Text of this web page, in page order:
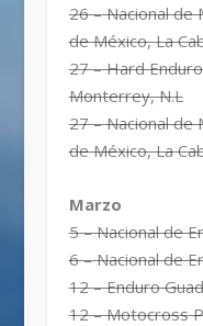
26 – Nacional de
de México, La
27 – Hard
Monterrey, N.L
27 – Nacional de
de México, La
Marzo
5 – Nacional de
6 – Nacional de
12 – Enduro
12 – Motocross